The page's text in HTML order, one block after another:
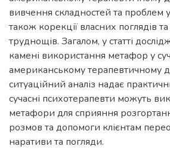
вивчення складностей та проблем
також корекції власних поглядів
труднощів. Загалом, у статті
камені використання метафор у
американському терапевтичному
ситуаційний аналіз надає
сучасні психотерапевти можуть
метафори для сприяння
розмов та допомоги клієнтам
наративи та погляди.